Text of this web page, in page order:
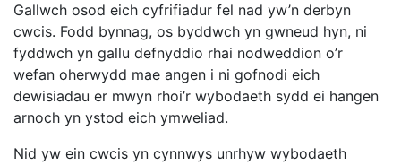
Gallwch osod eich cyfrifiadur fel nad yw’n derbyn
cwcis. Fodd bynnag, os byddwch yn gwneud hyn, ni
fyddwch yn gallu defnyddio rhai nodweddion o’r
wefan oherwydd mae angen i ni gofnodi eich
dewisiadau er mwyn rhoi’r wybodaeth sydd ei hangen
arnoch yn ystod eich ymweliad.
Nid yw ein cwcis yn cynnwys unrhyw wybodaeth